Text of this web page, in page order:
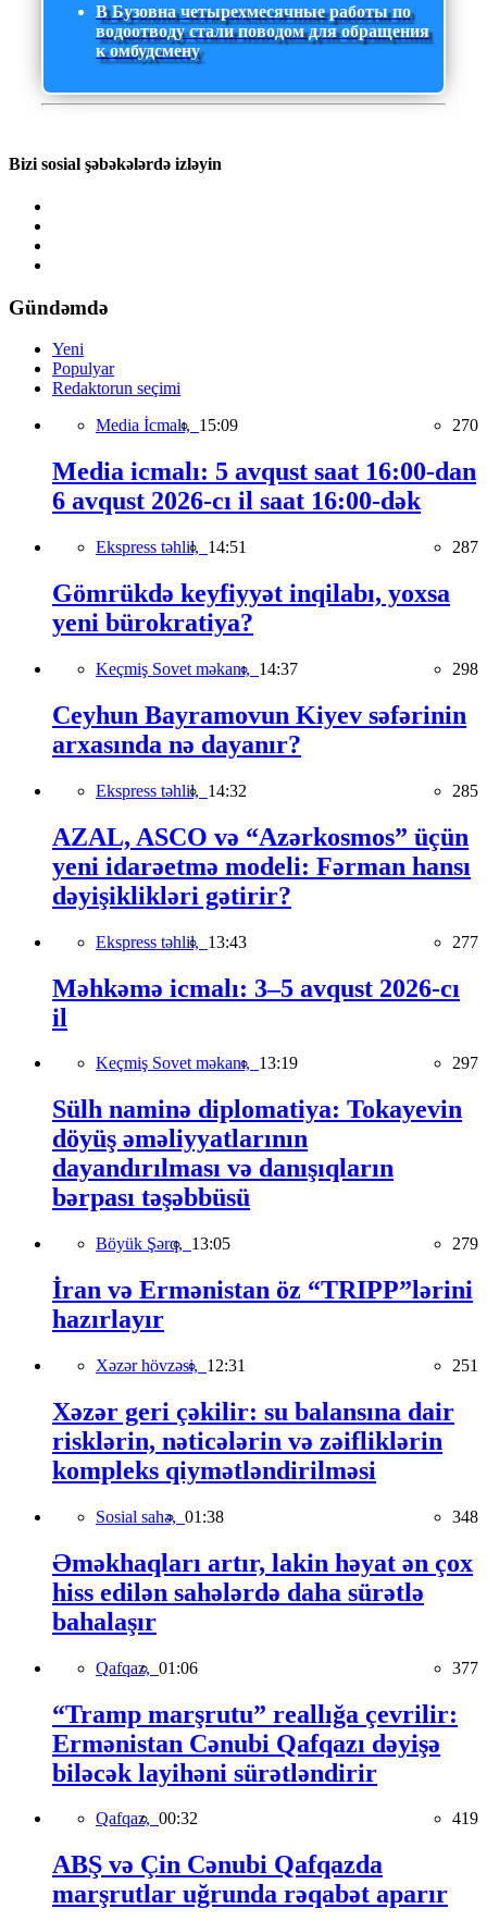
В Бузовна четырехмесячные работы по
водоотводу стали поводом для обращения
к омбудсмену
Bizi sosial şəbəkələrdə izləyin
Gündəmdə
Yeni
Populyar
Redaktorun seçimi
Media İcmalı, 15:09 270
Media icmalı: 5 avqust saat 16:00-dan
6 avqust 2026-cı il saat 16:00-dək
Ekspress təhlil, 14:51 287
Gömrükdə keyfiyyət inqilabı, yoxsa
yeni bürokratiya?
Keçmiş Sovet məkanı, 14:37 298
Ceyhun Bayramovun Kiyev səfərinin
arxasında nə dayanır?
Ekspress təhlil, 14:32 285
AZAL, ASCO və “Azərkosmos” üçün
yeni idarəetmə modeli: Fərman hansı
dəyişiklikləri gətirir?
Ekspress təhlil, 13:43 277
Məhkəmə icmalı: 3–5 avqust 2026-cı
il
Keçmiş Sovet məkanı, 13:19 297
Sülh naminə diplomatiya: Tokayevin
döyüş əməliyyatlarının
dayandırılması və danışıqların
bərpası təşəbbüsü
Böyük Şərq, 13:05 279
İran və Ermənistan öz “TRIPP”lərini
hazırlayır
Xəzər hövzəsi, 12:31 251
Xəzər geri çəkilir: su balansına dair
risklərin, nəticələrin və zəifliklərin
kompleks qiymətləndirilməsi
Sosial sahə, 01:38 348
Əməkhaqları artır, lakin həyat ən çox
hiss edilən sahələrdə daha sürətlə
bahalaşır
Qafqaz, 01:06 377
“Tramp marşrutu” reallığa çevrilir:
Ermənistan Cənubi Qafqazı dəyişə
biləcək layihəni sürətləndirir
Qafqaz, 00:32 419
ABŞ və Çin Cənubi Qafqazda
marşrutlar uğrunda rəqabət aparır